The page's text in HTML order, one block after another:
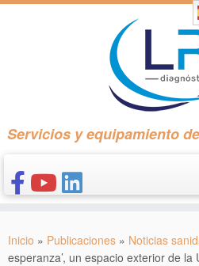
Saltar
Servicios y equipamiento
CONÓCENOS
Inicio » Publicaciones » Noticias
esperanza’, un espacio exterior de la